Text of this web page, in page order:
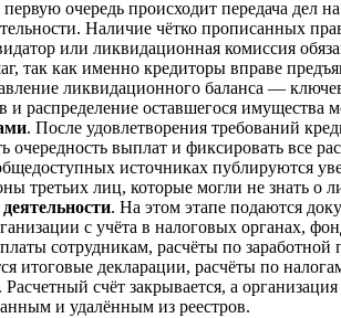
очередь происходит передача дел
Наличие чётко прописанных
или ликвидационная комиссия
так как именно кредиторы вправе
ликвидационного баланса —
и распределение оставшегося имущества
. После удовлетворения требований
очередность выплат и фиксировать все
источниках публируются
третьих лиц, которые могли не знать о
. На этом этапе подаются
с учёта в налоговых органах,
сотрудникам, расчёты по
итоговые декларации, расчёты по
. Расчетный счёт закрывается, а
и удалённым из реестров.